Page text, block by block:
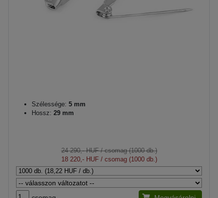
Szélessége: 5 mm
Hossz: 29 mm
24 290,- HUF/ csomag (1000 db.)
18 220,- HUF/ csomag (1000 db.)